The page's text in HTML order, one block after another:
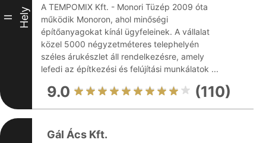
II Hely
A TEMPOMIX Kft. - Monori Tüzép 2009 óta
működik Monoron, ahol minőségi
építőanyagokat kínál ügyfeleinek. A vállalat
közel 5000 négyzetméteres telephelyén
széles árukészlet áll rendelkezésre, amely
lefedi az építkezési és felújítási munkálatok ...
9.0 (110)
Gál Ács Kft.